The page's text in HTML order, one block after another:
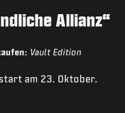
Allianz“
Vault Edition
am 23. Oktober.